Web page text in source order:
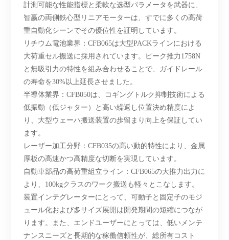
計測可能な性能指標と柔軟な选型パラメータを武器に、
智赢の両側鉄心型リニアモーターは、すでに多くの高荷
重自動化シーンでその優位性を証明しています。
リチウム電池業界：CFB065は大型PACKラインにおける
大荷重セル搬送に採用されています。ピーク推力1758N
と無吸引力の特性を組み合わせることで、ガイドレール
の寿命を30%以上延長させました。
半導体業界：CFB050は、コギングトルク抑制技術による
低振動（低ジャター）と高い繰返し位置決め精度によ
り、大型ウェーハ搬送装置の歩留まり向上を保証してい
ます。
レーザー加工分野：CFB035の高い動的特性により、金属
厚板の高速かつ高精度な切断を実現しています。
自動車部品の高荷重組立ライン：CFB065の大推力出力に
より、100kgクラスのワーク搬送も軽々とこなします。
装置インテグレーターにとって、可動子と固定子のモジ
ュール化および多サイズ展開は開発期間の短縮につなが
ります。また、エンドユーザーにとっては、低いメンテ
ナンスニーズと長期的な稼働信頼性が、総所有コスト